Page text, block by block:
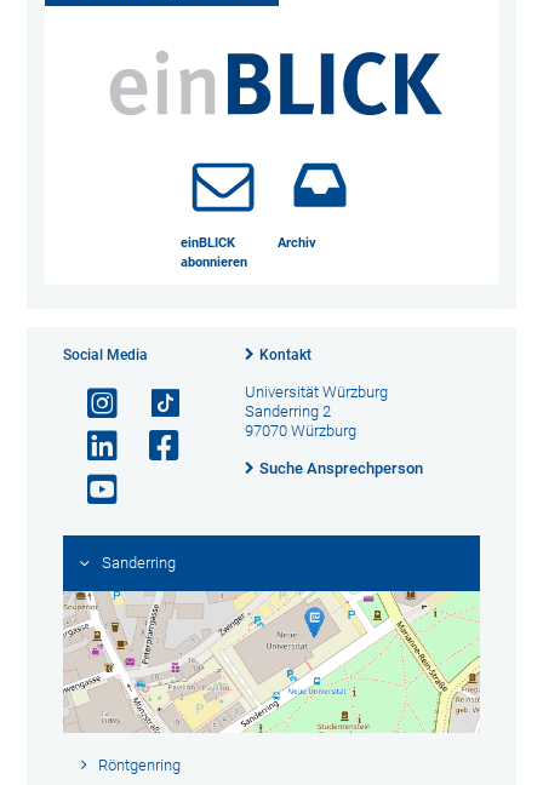
einBLICK
abonnieren
Archiv
Social Media Kontakt
Universität Würzburg
Sanderring 2
97070 Würzburg
Suche Ansprechperson
Sanderring
Röntgenring